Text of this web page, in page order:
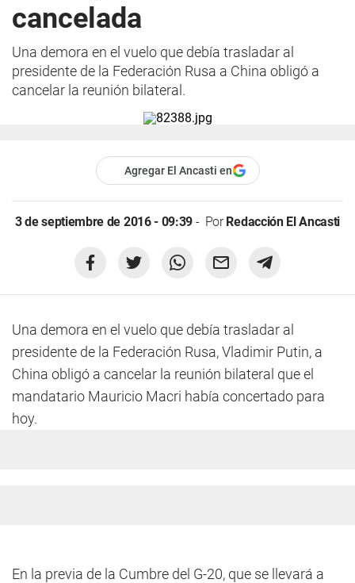
cancelada
Una demora en el vuelo que debía trasladar al
presidente de la Federación Rusa a China obligó a
cancelar la reunión bilateral.
Agregar El Ancasti en
3 de septiembre de 2016 - 09:39 PorRedacción El Ancasti
Una demora en el vuelo que debía trasladar al
presidente de la Federación Rusa, Vladimir Putin, a
China obligó a cancelar la reunión bilateral que el
mandatario Mauricio Macri había concertado para
hoy.
En la previa de la Cumbre del G-20, que se llevará a